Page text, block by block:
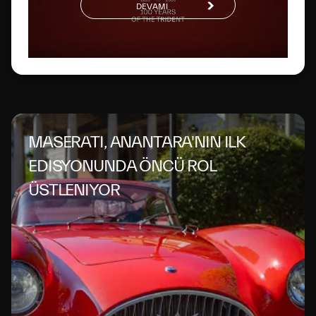
DEVAMI
MASERATI, ANANTARA'NIN ILK
EDISYONUNDA ÖNCÜ ROL
ÜSTLENIYOR